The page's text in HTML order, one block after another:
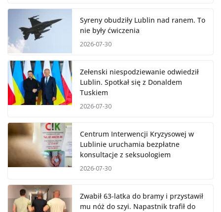
Syreny obudziły Lublin nad ranem. To
nie były ćwiczenia
2026-07-30
Zełenski niespodziewanie odwiedził
Lublin. Spotkał się z Donaldem
Tuskiem
2026-07-30
Centrum Interwencji Kryzysowej w
Lublinie uruchamia bezpłatne
konsultacje z seksuologiem
2026-07-30
Zwabił 63-latka do bramy i przystawił
mu nóż do szyi. Napastnik trafił do